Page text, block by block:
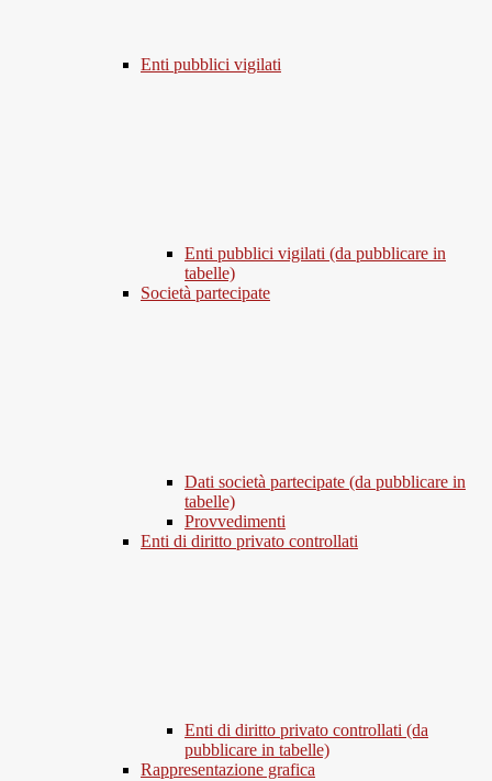
Enti pubblici vigilati
Enti pubblici vigilati (da pubblicare in
tabelle)
Società partecipate
Dati società partecipate (da pubblicare in
tabelle)
Provvedimenti
Enti di diritto privato controllati
Enti di diritto privato controllati (da
pubblicare in tabelle)
Rappresentazione grafica